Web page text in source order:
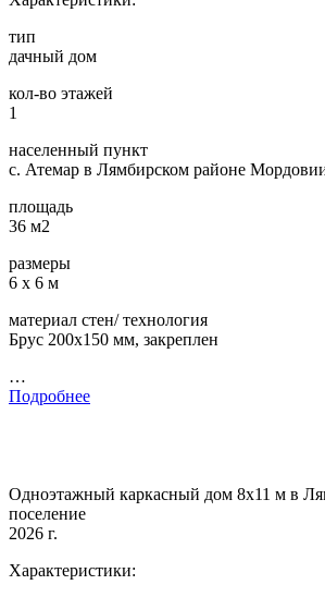
тип
дачный дом
кол-во этажей
1
населенный пункт
с. Атемар в Лямбирском районе
площадь
36 м2
размеры
6 х 6 м
материал стен/ технология
Брус 200х150 мм, закреплен
…
Подробнее
Одноэтажный каркасный дом 8х11 м в
поселение
2026 г.
Характеристики: